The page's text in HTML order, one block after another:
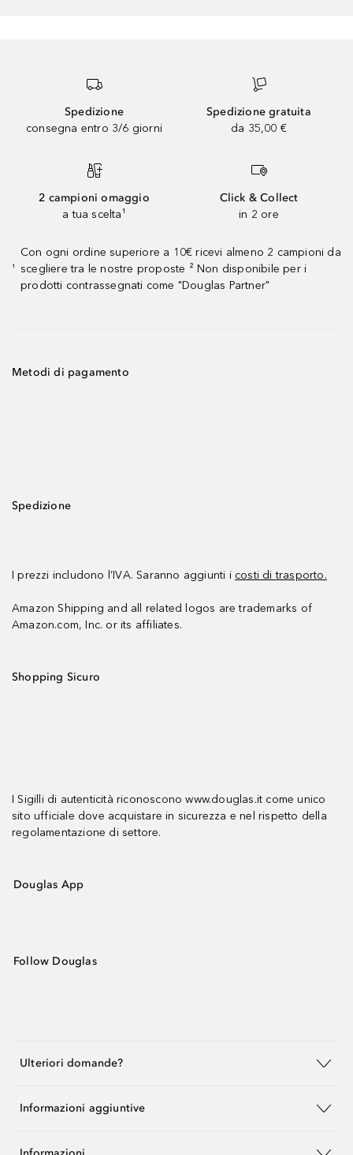
Spedizione
consegna entro 3/6 giorni
Spedizione gratuita
da 35,00 €
2 campioni omaggio
a tua scelta¹
Click & Collect
in 2 ore
¹
Con ogni ordine superiore a 10€ ricevi almeno 2 campioni da
scegliere tra le nostre proposte ² Non disponibile per i
prodotti contrassegnati come "Douglas Partner"
Metodi di pagamento
Spedizione
I prezzi includono l’IVA. Saranno aggiunti i costi di trasporto.
Amazon Shipping and all related logos are trademarks of
Amazon.com, Inc. or its affiliates.
Shopping Sicuro
I Sigilli di autenticità riconoscono www.douglas.it come unico
sito ufficiale dove acquistare in sicurezza e nel rispetto della
regolamentazione di settore.
Douglas App
Follow Douglas
Ulteriori domande?
Informazioni aggiuntive